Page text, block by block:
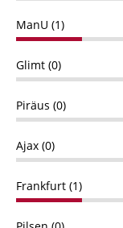
ManU (1)
Glimt (0)
Piräus (0)
Ajax (0)
Frankfurt (1)